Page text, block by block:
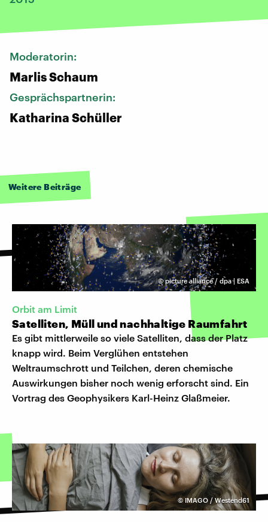
Moderatorin:
Marlis Schaum
Gesprächspartnerin:
Katharina Schüller
Weitere Beiträge
©picture alliance / dpa | ESA
Orbit am Limit
Satelliten, Müll und nachhaltige Raumfahrt
Es gibt mittlerweile so viele Satelliten, dass der Platz
knapp wird. Beim Verglühen entstehen
Weltraumschrott und Teilchen, deren chemische
Auswirkungen bisher noch wenig erforscht sind. Ein
Vortrag des Geophysikers Karl-Heinz Glaßmeier.
©IMAGO / Westend61